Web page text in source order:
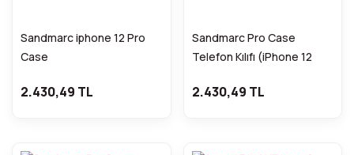
Sandmarc iphone 12 Pro
Case
2.430,49 TL
Sandmarc Pro Case
Telefon Kılıfı (iPhone 12
2.430,49 TL